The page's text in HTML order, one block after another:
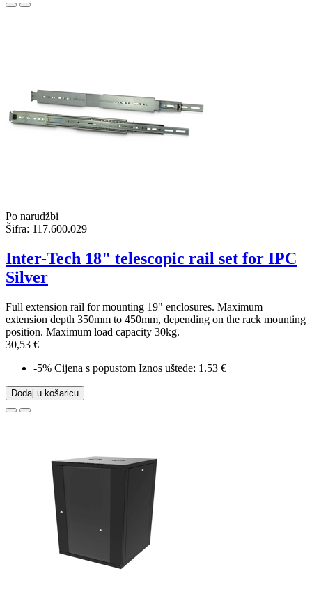
Po narudžbi
Šifra: 117.600.029
Inter-Tech 18" telescopic rail set for IPC
Silver
Full extension rail for mounting 19" enclosures. Maximum
extension depth 350mm to 450mm, depending on the rack mounting
position. Maximum load capacity 30kg.
30,53 €
-5% Cijena s popustom Iznos uštede: 1.53 €
Dodaj u košaricu